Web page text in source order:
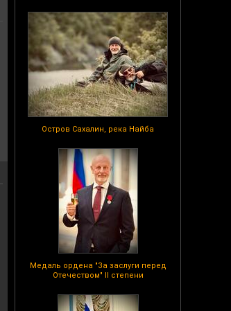
Остров Сахалин, река Найба
Медаль ордена "За заслуги перед
Отечеством" II степени